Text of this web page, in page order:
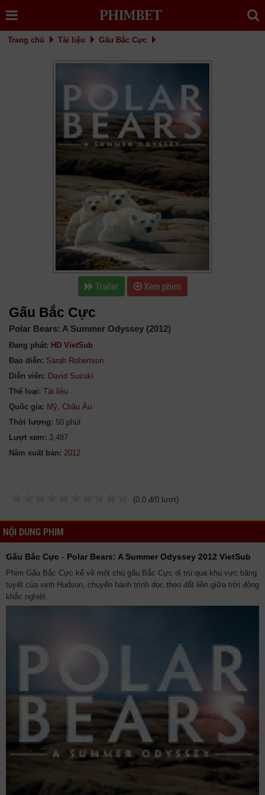
Trang chủ Tài liệu Gấu Bắc Cực
Trailer Xem phim
Gấu Bắc Cực
Polar Bears: A Summer Odyssey (2012)
Đang phát: HD VietSub
Đạo diễn: Sarah Robertson
Diễn viên: David Suzuki
Thể loại: Tài liệu
Quốc gia: Mỹ, Châu Âu
Thời lượng: 50 phút
Lượt xem: 3,487
Năm xuất bản:
(0.0 đ/0 lượt)
NỘI DUNG PHIM
Gấu Bắc Cực - Polar Bears: A Summer Odyssey 2012 VietSub
Phim Gấu Bắc Cực kể về một chú gấu Bắc Cực di trú qua khu vực băng
tuyết của vịnh Hudson, chuyến hành trình dọc theo đất liền giữa trời đông
khắc nghiệt.